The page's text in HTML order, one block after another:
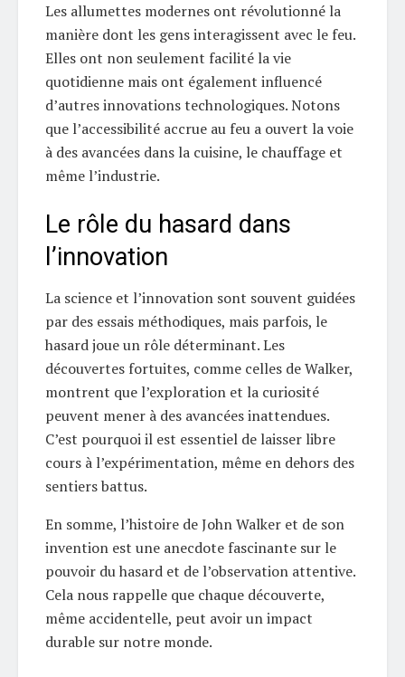
Les allumettes modernes ont révolutionné la
manière dont les gens interagissent avec le feu.
Elles ont non seulement facilité la vie
quotidienne mais ont également influencé
d’autres innovations technologiques. Notons
que l’accessibilité accrue au feu a ouvert la voie
à des avancées dans la cuisine, le chauffage et
même l’industrie.
Le rôle du hasard dans
l’innovation
La science et l’innovation sont souvent guidées
par des essais méthodiques, mais parfois, le
hasard joue un rôle déterminant. Les
découvertes fortuites, comme celles de Walker,
montrent que l’exploration et la curiosité
peuvent mener à des avancées inattendues.
C’est pourquoi il est essentiel de laisser libre
cours à l’expérimentation, même en dehors des
sentiers battus.
En somme, l’histoire de John Walker et de son
invention est une anecdote fascinante sur le
pouvoir du hasard et de l’observation attentive.
Cela nous rappelle que chaque découverte,
même accidentelle, peut avoir un impact
durable sur notre monde.